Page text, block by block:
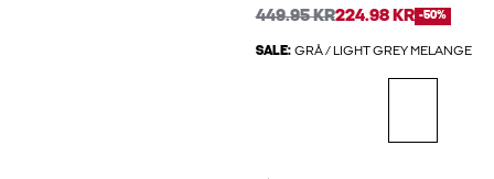
449.95 KR224.98 KR -50%
SALE: GRÅ / LIGHT GREY MELANGE